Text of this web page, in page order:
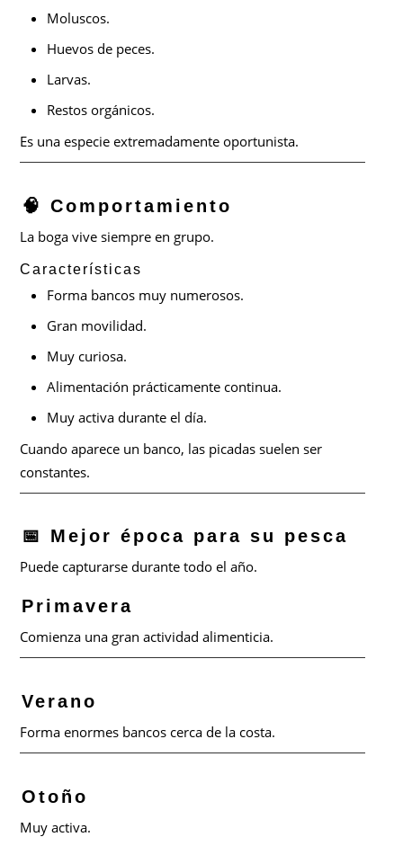
Moluscos.
Huevos de peces.
Larvas.
Restos orgánicos.
Es una especie extremadamente oportunista.
🧠 Comportamiento
La boga vive siempre en grupo.
Características
Forma bancos muy numerosos.
Gran movilidad.
Muy curiosa.
Alimentación prácticamente continua.
Muy activa durante el día.
Cuando aparece un banco, las picadas suelen ser
constantes.
📅 Mejor época para su pesca
Puede capturarse durante todo el año.
Primavera
Comienza una gran actividad alimenticia.
Verano
Forma enormes bancos cerca de la costa.
Otoño
Muy activa.